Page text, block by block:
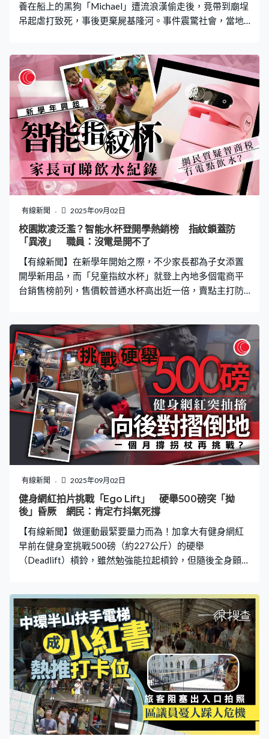
養在船上的黑狗「Michael」遭流浪漢偷走後，竟帶到廟埕
吊起虐打致死，事後更棄屍基隆河。事件震驚社會，當地
動保法以防悲劇重演。 長綁漁人碼頭看守漁船 黑狗
「Michael」被偷 據報，黑狗「Michael」是當地一名62
歲、姓李的漁民所飼養，平日以童軍繩綁在淡水漁人碼頭
看守漁船。惟上月19日晚上7時許，狗主登船時發現
「Michael」失去蹤影，狗主發現後隨即報警，並張貼尋狗
啟示，懸賞1萬元。而警方接報後，翻查附近一帶閉路電
視，發現「Michael」懷疑遭61歲姓胡的流浪漢強行拖走。
根據閉路電視顯示，當時胡男戴著黑色帽子，身穿黑色上
衣、黑色短褲，於當日傍晚近6時半靠近漁船，期間不斷拉
扯「Michael」的繩索，嘗試強行帶走但不果。至近7時，
胡男撒下大量食物誘餵「Michael」後離開，約半小時再返
回現場，並再次強行扯下童軍繩，強行帶走「Michael」。
至當晚約10時49分，胡男帶著「Michael」踩單車離開漁
有線新聞 2025年09月02日
校園欺凌泛濫？智能水杯登開學熱銷榜 指紋鎖蓋防
「異液」 職員：沒電是開不了
【有線新聞】在新學年開始之際，不少家長都為子女添置
開學新用品，而「兒童指紋水杯」就登上內地多個電商平
台銷售榜前列，售價較普通水杯高出近一倍，賣點主打防
安重重，簡直就是「智商稅」。 指紋水杯冇電開唔到蓋
可連藍芽睇飲水紀錄 據內媒報道，新學期開學前，不少家
長在為子女籌備學習及生活用品，其中帶有指紋解鎖功能
的保溫杯，成了家長們在社交平台上熱議的開學「新物
種」。在電商平台，主流兒童指紋保溫杯售價由200元至
400元不等，大多宣傳賣點均指，透過專屬指紋鎖可防止
校園「惡作劇」或避免「誤飲共杯」，讓孩子喝水更安
全。 每個杯子可錄入四個指紋，又稱想旋轉開蓋也需指紋
解鎖，要解鎖彈開上蓋後才能擰開整個蓋子。家長也可以
透過藍牙連接小程序，查看孩子開鎖飲水記錄。其中一款
售價達330元的品牌，聲稱以每日使用8次估算，只要充電
1.5小時可續航120天，職員表示若水杯沒電是打不開的，
如遇低電量時會有紅燈慢閃，提醒趕緊充電。 家長撐買：
孩子飲水安全，並防止同學惡作劇
有線新聞 2025年09月02日
健身網紅拍片挑戰「Ego Lift」 硬舉500磅突「拗
後」昏厥 網民：肯定冇抖氣死撐
【有線新聞】做運動最緊要量力而為！加拿大有健身網紅
早前在健身室挑戰500磅（約227公斤）的硬舉
（Deadlift）槓鈴，雖然勉強能拉起槓鈴，但隨後全身顫
前在IG分享的影片，片中可見該槓鈴每邊加滿「五餅」、
據稱總重達500磅（約227公斤）。他剛開始拉起槓鈴時身
體已開始劇烈顫抖，站直後持槓約七秒便疑似暈倒般向後
倒地並出現抽搐症狀，倒下時頭部重擊地面。身旁兩名男
子見狀立即上前協助，嘗試將他喚醒，所幸他很快恢復意
識，能夠自行起身站立。 網民：Ego Lifting累事 這段影片
至今共逾2,343萬次觀看，有網民直言「自負舉重」（Ego
Lift）其實很危險，不應為了滿足自尊心或保住面子，而挑
戰超出自己能力範圍的重量，否則可能造成運動創傷，
「放掉一點重量吧，這不是開玩笑的」、「他沒做錯甚